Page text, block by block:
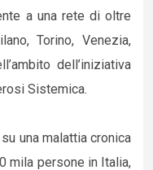
a una rete di oltre
Torino, Venezia,
dell’iniziativa
Sistemica.
una malattia cronica
mila persone in Italia,